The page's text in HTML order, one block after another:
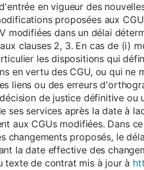
en vigueur des
proposées aux
modifiées dans un délai
clauses 2, 3. En cas de (i)
les dispositions qui
en vertu des CGU, ou qui ne
liens ou des erreurs
de justice définitive ou
services après la date à
aux CGUs modifiées. Dans
changements proposés, le
la date effective des
texte de contrat mis à jour à